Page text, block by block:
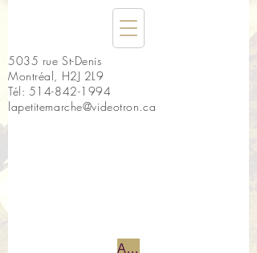
5035 rue St-Denis
Montréal, H2J 2L9
Tél: 514-842-1994
lapetitemarche@videotron.ca
Accueil